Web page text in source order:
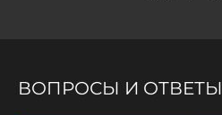
ВОПРОСЫ И ОТВЕТЫ